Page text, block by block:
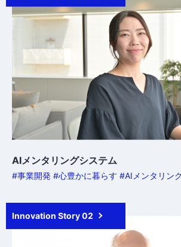
AIメンタリングシステム
#事業開発 #心豊かに暮らす #AIメンタリン
Innovation Story 02